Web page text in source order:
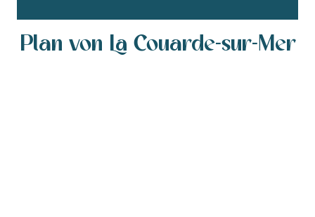
Plan von La Couarde-sur-Mer